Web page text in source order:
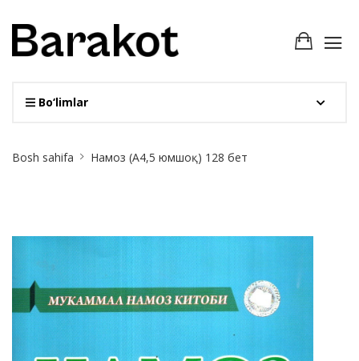
Bo‘limlar
Breadcrumb
Bosh sahifa Намоз (А4,5 юмшоқ) 128 бет